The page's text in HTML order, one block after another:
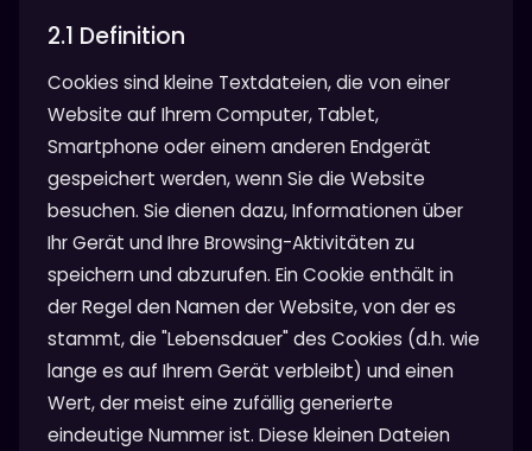
2.1 Definition
Cookies sind kleine Textdateien, die von einer
Website auf Ihrem Computer, Tablet,
Smartphone oder einem anderen Endgerät
gespeichert werden, wenn Sie die Website
besuchen. Sie dienen dazu, Informationen über
Ihr Gerät und Ihre Browsing-Aktivitäten zu
speichern und abzurufen. Ein Cookie enthält in
der Regel den Namen der Website, von der es
stammt, die "Lebensdauer" des Cookies (d.h. wie
lange es auf Ihrem Gerät verbleibt) und einen
Wert, der meist eine zufällig generierte
eindeutige Nummer ist. Diese kleinen Dateien